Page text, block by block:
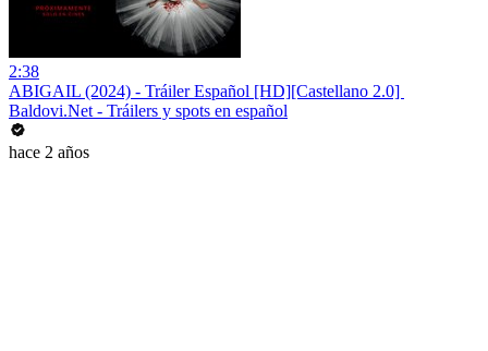
2:38
ABIGAIL (2024) - Tráiler Español [HD][Castellano 2.0] ️
Baldovi.Net - Tráilers y spots en español
hace 2 años